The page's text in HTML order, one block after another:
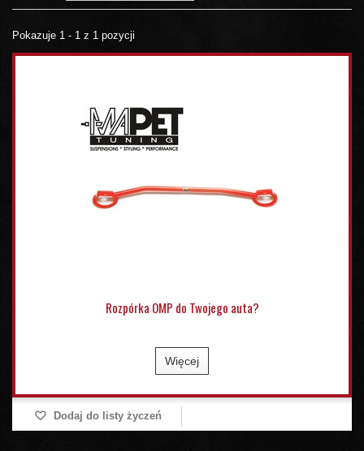
Pokazuje 1 - 1 z 1 pozycji
Rozpórka OMP do Twojego auta?
Więcej
Dodaj do listy życzeń